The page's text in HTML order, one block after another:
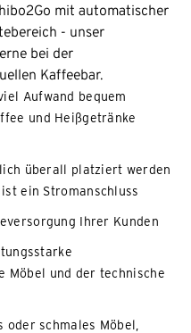
mit automatischer
- unser
bei der
Kaffeebar.
Aufwand bequem
und Heißgetränke
überall platziert werden
ein Stromanschluss
Ihrer Kunden
Möbel und der technische
schmales Möbel,